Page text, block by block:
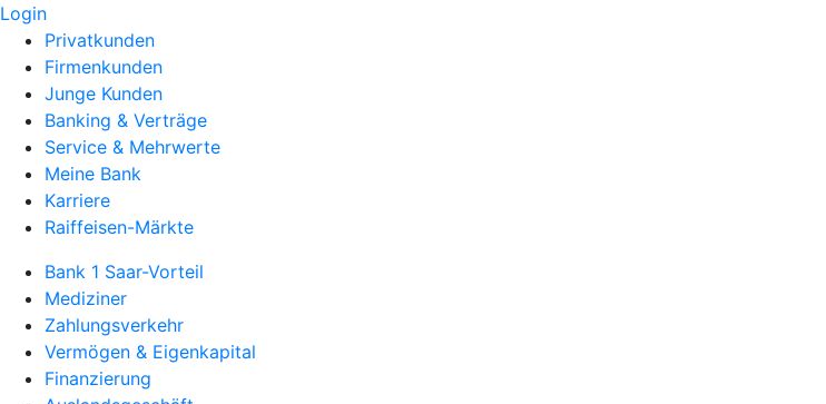
Login
Privatkunden
Firmenkunden
Junge Kunden
Banking & Verträge
Service & Mehrwerte
Meine Bank
Karriere
Raiffeisen-Märkte
Bank 1 Saar-Vorteil
Mediziner
Zahlungsverkehr
Vermögen & Eigenkapital
Finanzierung